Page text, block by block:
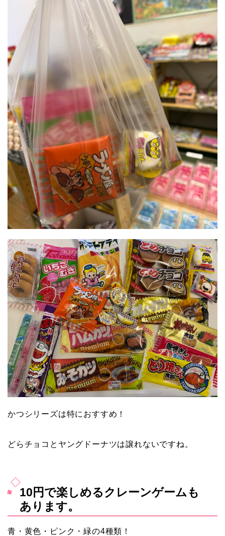
かつシリーズは特におすすめ！
どらチョコとヤングドーナツは譲れないですね。
10円で楽しめるクレーンゲームも
あります。
青・黄色・ピンク・緑の4種類！